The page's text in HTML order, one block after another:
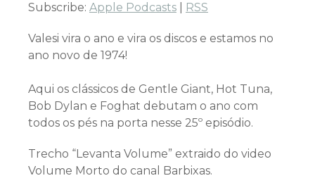
Subscribe: Apple Podcasts RSS
Valesi vira o ano e vira os discos e estamos no
ano novo de 1974!
Aqui os clássicos de Gentle Giant, Hot Tuna,
Bob Dylan e Foghat debutam o ano com
todos os pés na porta nesse 25º episódio.
Trecho “Levanta Volume” extraido do video
Volume Morto do canal Barbixas.